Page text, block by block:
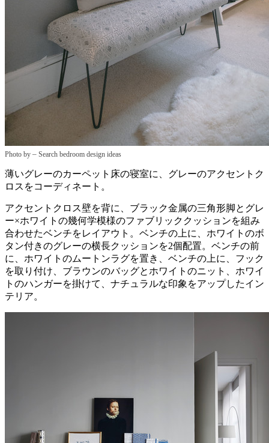
Photo by – Search bedroom design ideas
薄いグレーのカーペット床の寝室に、グレーのアクセントク
ロスをコーディネート。
アクセントクロス壁を背に、ブラック金属の三角形脚とグレ
ー×ホワイトの幾何学模様のファブリッククッションを組み
合わせたベンチをレイアウト。ベンチの上に、ホワイトのボ
タン付きのグレーの横長クッションを2個配置。ベンチの前
に、ホワイトのムートンラグを置き、ベンチの上に、フック
を取り付け、ブラウンのバッグとホワイトのニット、ホワイ
トのハンガーを掛けて、ナチュラルな印象をアップしたイン
テリア。